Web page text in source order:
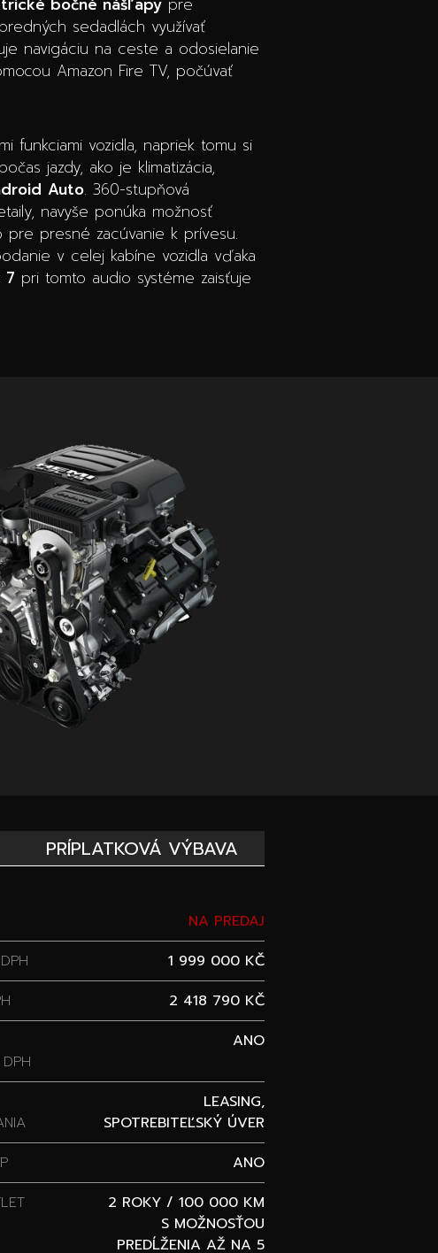
sedadlách využívať
navigáciu na ceste a odosielanie
Amazon Fire TV, počúvať
funkciami vozidla, napriek tomu si
jazdy, ako je klimatizácia,
Auto. 360-stupňová
navyše ponúka možnosť
presné zacúvanie k prívesu.
v celej kabíne vozidla vďaka
7 pri tomto audio systéme zaisťuje
PRÍPLATKOVÁ VÝBAVA
NA PREDAJ
1 999 000 KČ
2 418 790 KČ
ANO
LEASING,
SPOTREBITEĽSKÝ ÚVER
ANO
2 ROKY / 100 000 KM
S MOŽNOSŤOU
PREDĹŽENIA AŽ NA 5